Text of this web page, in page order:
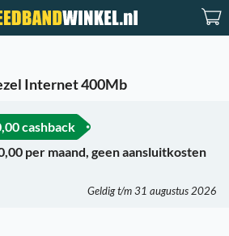
Internet 400Mb
cashback
per maand, geen aansluitkosten
Geldig t/m 31 augustus 2026